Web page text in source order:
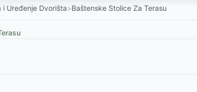
i Uređenje Dvorišta>Baštenske Stolice Za Terasu